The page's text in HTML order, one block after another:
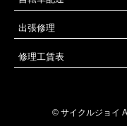
出張修理
修理工賃表
© サイクルジョイ